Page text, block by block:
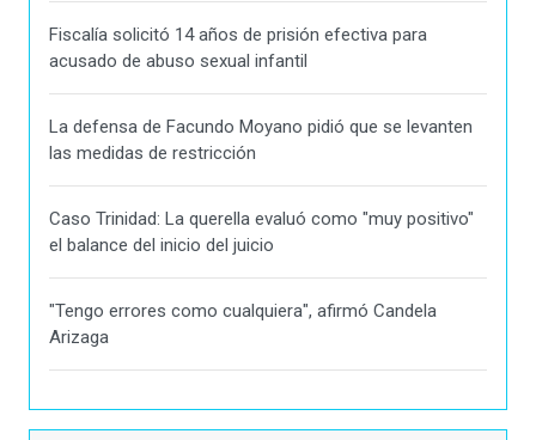
Fiscalía solicitó 14 años de prisión efectiva para
acusado de abuso sexual infantil
La defensa de Facundo Moyano pidió que se levanten
las medidas de restricción
Caso Trinidad: La querella evaluó como "muy positivo"
el balance del inicio del juicio
"Tengo errores como cualquiera", afirmó Candela
Arizaga